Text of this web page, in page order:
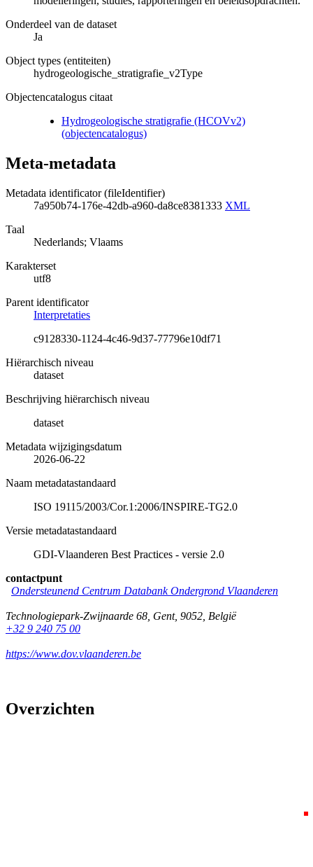
Onderdeel van de dataset
Ja
Object types (entiteiten)
hydrogeologische_stratigrafie_v2Type
Objectencatalogus citaat
Hydrogeologische stratigrafie (HCOVv2)
(objectencatalogus)
Meta-metadata
Metadata identificator (fileIdentifier)
7a950b74-176e-42db-a960-da8ce8381333 XML
Taal
Nederlands; Vlaams
Karakterset
utf8
Parent identificator
Interpretaties
c9128330-1124-4c46-9d37-77796e10df71
Hiërarchisch niveau
dataset
Beschrijving hiërarchisch niveau
dataset
Metadata wijzigingsdatum
2026-06-22
Naam metadatastandaard
ISO 19115/2003/Cor.1:2006/INSPIRE-TG2.0
Versie metadatastandaard
GDI-Vlaanderen Best Practices - versie 2.0
contactpunt
Ondersteunend Centrum Databank Ondergrond Vlaanderen
Technologiepark-Zwijnaarde 68 Gent, 9052 België
+32 9 240 75 00
https://www.dov.vlaanderen.be
Overzichten